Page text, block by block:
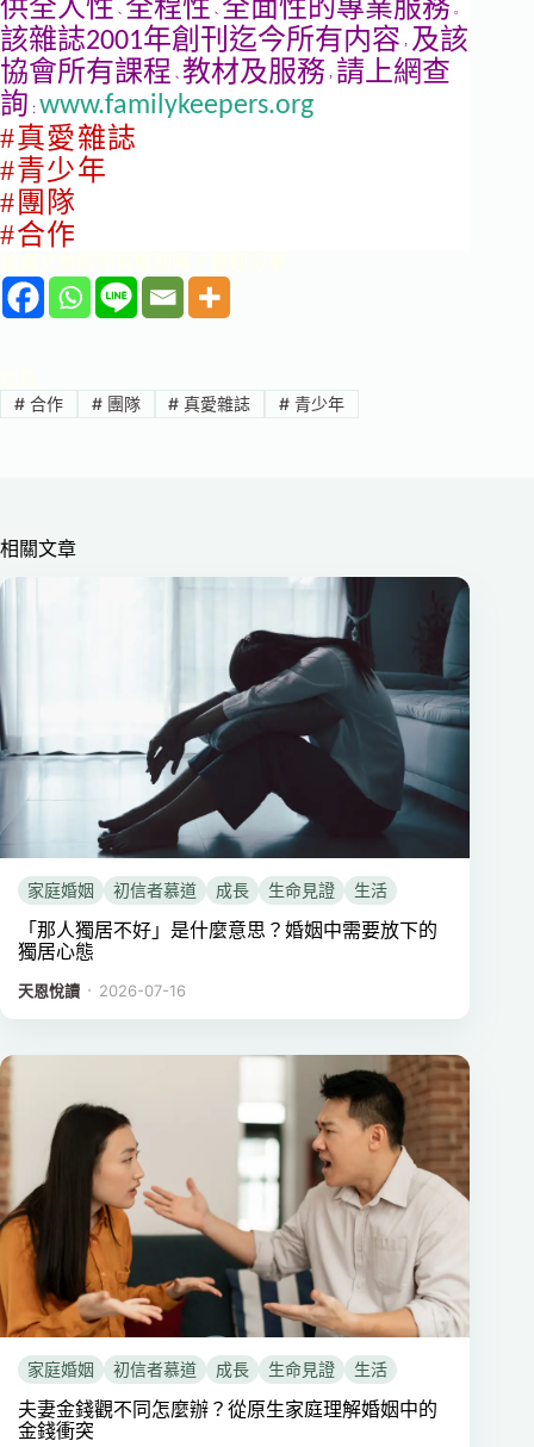
供全人性 、 全程性 、 全面性的專業服務 。
該雜誌2001年創刊迄今所有内容 ， 及該
協會所有課程 、 教材及服務 ， 請上網查
詢 ： www.familykeepers.org
#真愛雜誌
#青少年
#團隊
#合作
#合作 #團隊 # 真愛雜誌 # 青少年
相關文章
家庭婚姻 初信者慕道 成長 生命見證 生活
「那人獨居不好」是什麼意思？婚姻中需要放下的
獨居心態
天恩悅讀 ． 2026-07-16
家庭婚姻 初信者慕道 成長 生命見證 生活
夫妻金錢觀不同怎麼辦？從原生家庭理解婚姻中的
金錢衝突